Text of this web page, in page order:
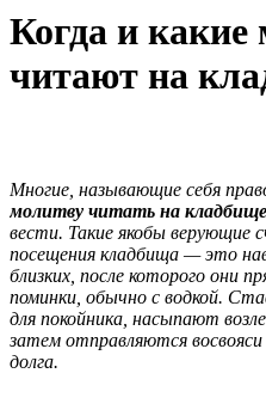
Когда и
читают на
Многие, называющие себя
молитву читать на кладбище
вести. Такие якобы верующие
посещения кладбища — это
близких, после которого они
поминки, обычно с водкой.
для покойника, насыпают
затем отправляются восвояси
долга.